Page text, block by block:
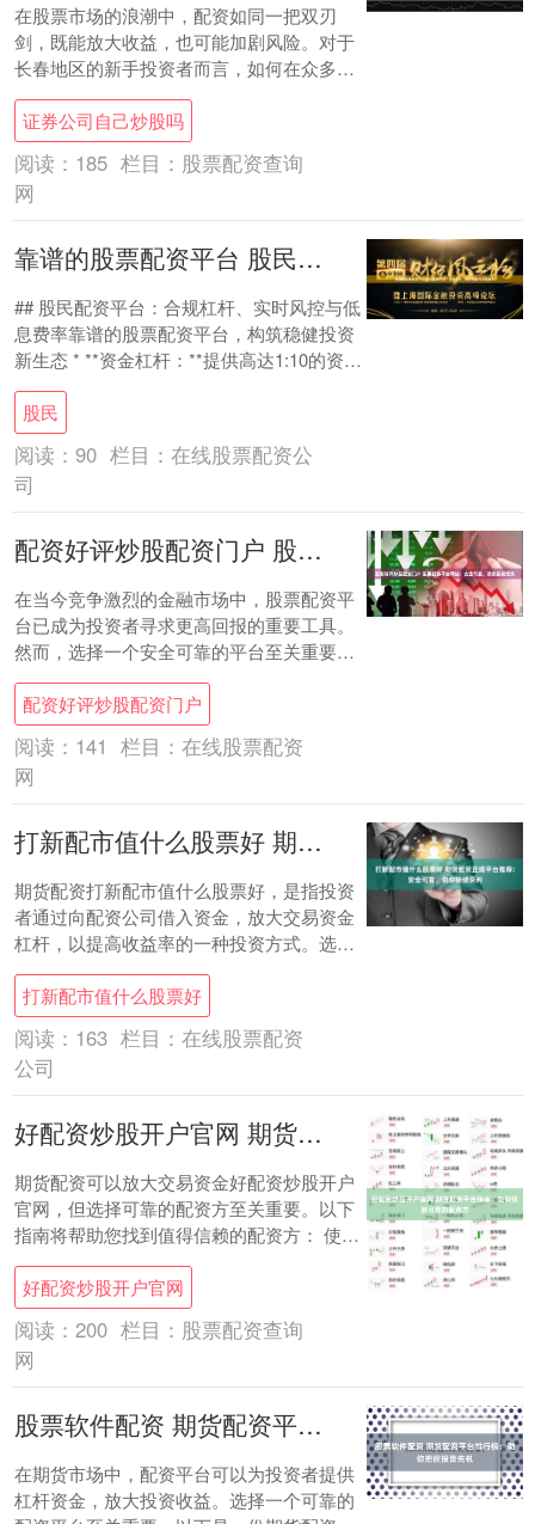
在股票市场的浪潮中，配资如同一把双刃
剑，既能放大收益，也可能加剧风险。对于
长春地区的新手投资者而言，如何在众多配
资平台中做出明智选择，是踏入市场的关键
第一步。本....
证券公司自己炒股吗
阅读： 185 栏目： 股票配资查询
网
靠谱的股票配资平台 股民配资平台：合规杠杆、实时风控与低息费率
## 股民配资平台：合规杠杆、实时风控与低
息费率靠谱的股票配资平台，构筑稳健投资
新生态 * **资金杠杆：**提供高达1:10的资金
杠杆，放大投资收益。 在瞬息....
股民
阅读： 90 栏目： 在线股票配资公
司
配资好评炒股配资门户 股票配资平台网站：安全可靠，助您投资无忧
在当今竞争激烈的金融市场中，股票配资平
台已成为投资者寻求更高回报的重要工具。
然而，选择一个安全可靠的平台至关重要配
资好评炒股配资门户，以确保您的资金和投
资安全。....
配资好评炒股配资门户
阅读： 141 栏目： 在线股票配资
网
打新配市值什么股票好 期货配资正规平台推荐：安全可靠，助你稳健获利
期货配资打新配市值什么股票好，是指投资
者通过向配资公司借入资金，放大交易资金
杠杆，以提高收益率的一种投资方式。选择
正规的期货配资平台打新配市值什么股票好
至关重要....
打新配市值什么股票好
阅读： 163 栏目： 在线股票配资
公司
好配资炒股开户官网 期货配资平台指南：如何找到可靠的配资方
期货配资可以放大交易资金好配资炒股开户
官网，但选择可靠的配资方至关重要。以下
指南将帮助您找到值得信赖的配资方： 使用
配资可以放大投资者的收益。如果股票价格
上涨 ....
好配资炒股开户官网
阅读： 200 栏目： 股票配资查询
网
股票软件配资 期货配资平台排行榜：助你把握投资先机
在期货市场中，配资平台可以为投资者提供
杠杆资金，放大投资收益。选择一个可靠的